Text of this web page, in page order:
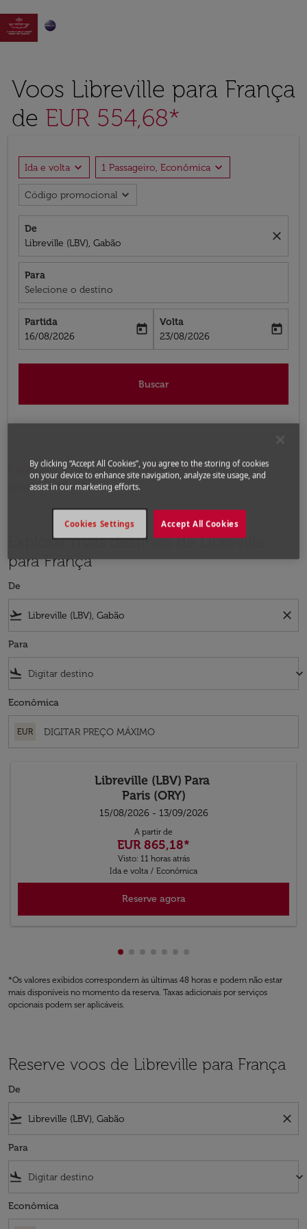

Voos Libreville para França
de EUR 554,68*
Ida e volta expand_more 1 Passageiro, Econômica expand_more
Código promocional expand_more
De
Libreville (LBV), Gabão
close
Para
Selecione o destino
Partida
fc-booking-departure-date-aria-label
16/08/2026
today
Volta
fc-booking-return-date-aria-label
23/08/2026
today
Buscar
Página inicial Voos
Voos para França
Voos Libreville - França
Explorar mais destinos de Libreville
para França
De
flight_takeoff close
Para
flight_land keyboard_arrow_down
Econômica
EUR
Libreville (LBV) Para
Paris (ORY)
15/08/2026 - 13/09/2026
A partir de
EUR 865,18*
Visto: 11 horas atrás
Ida e volta / Econômica
Reserve agora
Mostrando de cmp-pagination-
Mostrando de cmp-pagination-
Mostrando de cmp-
Mostrando de cmp-
Mostrando de cmp-
Mostrando de cmp-
Mostrando de cmp-
*Os valores exibidos correspondem às últimas 48 horas e podem não estar
mais disponíveis no momento da reserva. Taxas adicionais por serviços
opcionais podem ser aplicáveis.
Reserve voos de Libreville para França
De
flight_takeoff close
Para
flight_land keyboard_arrow_down
Econômica
By clicking “Accept All Cookies”, you agree to the storing of cookies
on your device to enhance site navigation, analyze site usage, and
assist in our marketing efforts.
Accept All Cookies
Cookies Settings